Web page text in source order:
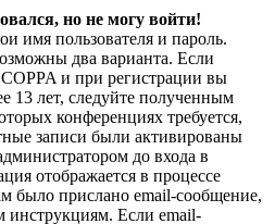
но не могу войти!
имя пользователя и пароль.
два варианта. Если
и при регистрации вы
13 лет, следуйте полученным
конференциях требуется,
записи были активированы
до входа в
отображается в процессе
было прислано email-сообщение,
инструкциям. Если email-